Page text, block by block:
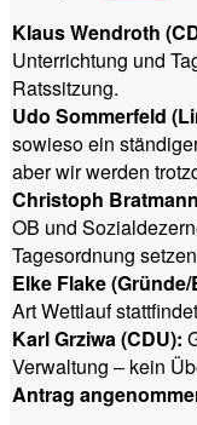
Klaus Wendroth
Unterrichtung und
Ratssitzung.
Udo Sommerfeld
sowieso ein
aber wir werden
Christoph
OB und
Tagesordnung
Elke Flake
Art Wettlauf
Karl Grziwa (CDU):
Verwaltung – kein
Antrag